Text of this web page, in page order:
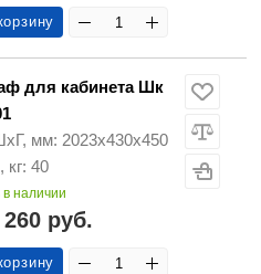
для кабинета Шк
мм: 2023х430х450
кг: 40
в наличии
260 руб.